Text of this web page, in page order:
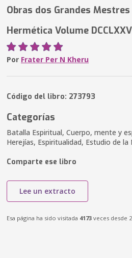
Obras dos Grandes
Hermética Volume
Por Frater Per N Kheru
Código del libro: 273793
Categorías
Batalla Espiritual, Cuerpo, mente y
Herejías, Espiritualidad, Estudio de
Comparte ese libro
Lee un extracto
Esa página ha sido visitada 4173 veces desde